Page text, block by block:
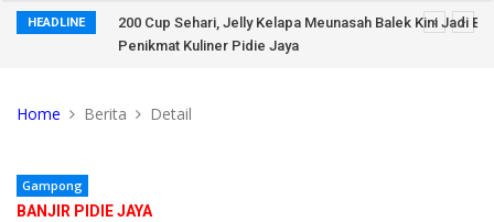
HEADLINE
200 Cup Sehari, Jelly Kelapa Meunasah Balek Kini Jadi
Penikmat Kuliner Pidie Jaya
Home Berita Detail
Gampong
BANJIR PIDIE JAYA